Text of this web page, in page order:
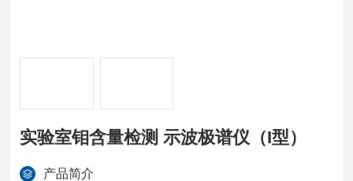
实验室钼含量检测 示波极谱仪（I型）
产品简介